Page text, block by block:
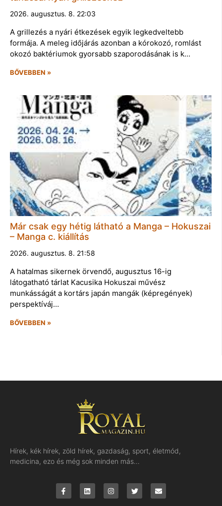
2026. augusztus. 8. 22:03
A grillezés a nyári étkezések egyik legkedveltebb
formája. A meleg időjárás azonban a kórokozó, romlást
okozó baktériumok gyorsabb szaporodásának is k…
BŐVEBBEN »
Már csak egy hétig látható a Manga – Hokuszai
– Manga c. kiállítás
2026. augusztus. 8. 21:58
A hatalmas sikernek örvendő, augusztus 16-ig
látogatható tárlat Kacusika Hokuszai művész
munkásságát a kortárs japán mangák (képregények)
perspektíváj…
BŐVEBBEN »
Hírek, kék hírek, zöld hírek, gazdaság, sport, életmód,
medicina, ezo és még sok minden más…